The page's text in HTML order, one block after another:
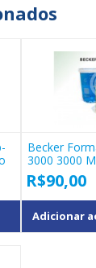
Becker
3000 3000
R$90,00
Adicionar